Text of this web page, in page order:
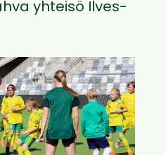
yhteisö Ilves-